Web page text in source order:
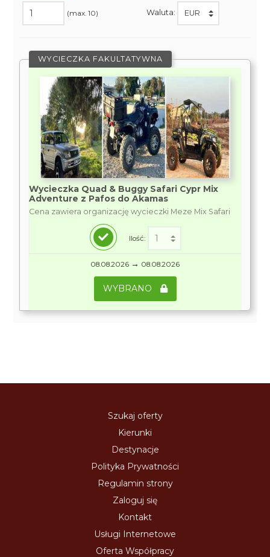
(max. 10) Waluta:
WYCIECZKA FAKULTATYWNA
Wycieczka Quad & Buggy Safari Cypr Mix
Adventure z Pafos do Akamas
Cena zawiera organizację wycieczki Meze Mix Safari
Ilość:
08.08.2026 → 08.08.2026
WYBRANO
Szukaj oferty
Kierunki
Destynacje
Polityka Prywatności
Regulamin strony
Zaloguj się
Kontakt
Usługi Internetowe
Oferta Współpracy